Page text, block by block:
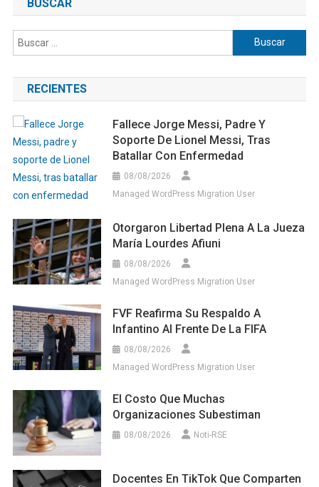
BUSCAR
Buscar:
RECIENTES
Fallece Jorge Messi, Padre Y
Soporte De Lionel Messi, Tras
Batallar Con Enfermedad
08/08/2026
Managed WordPress Migration User
Otorgaron Libertad Plena A La Jueza
María Lourdes Afiuni
08/08/2026
Managed WordPress Migration User
FVF Reafirma Su Respaldo A
Infantino Al Frente De La FIFA
08/08/2026
Managed WordPress Migration User
El Costo Que Muchas
Organizaciones Subestiman
08/08/2026 Noti-RSE
Docentes En TikTok Que Comparten